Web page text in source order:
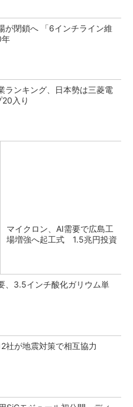
が閉鎖へ 「6インチライン維
ランキング、日本勢は三菱電
入り
マイクロン、AI需要で広島工
場増強へ起工式 1.5兆円投資
、3.5インチ酸化ガリウム単
社が地震対策で相互協力